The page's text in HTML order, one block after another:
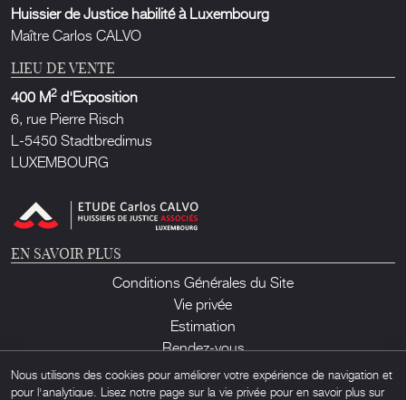
Huissier de Justice habilité à Luxembourg
Maître Carlos CALVO
LIEU DE VENTE
400 M2 d'Exposition
6, rue Pierre Risch
L-5450 Stadtbredimus
LUXEMBOURG
EN SAVOIR PLUS
Conditions Générales du Site
Vie privée
Estimation
Rendez-vous
Contact
Nous utilisons des cookies pour améliorer votre expérience de navigation et
pour l'analytique. Lisez notre page sur la vie privée pour en savoir plus sur